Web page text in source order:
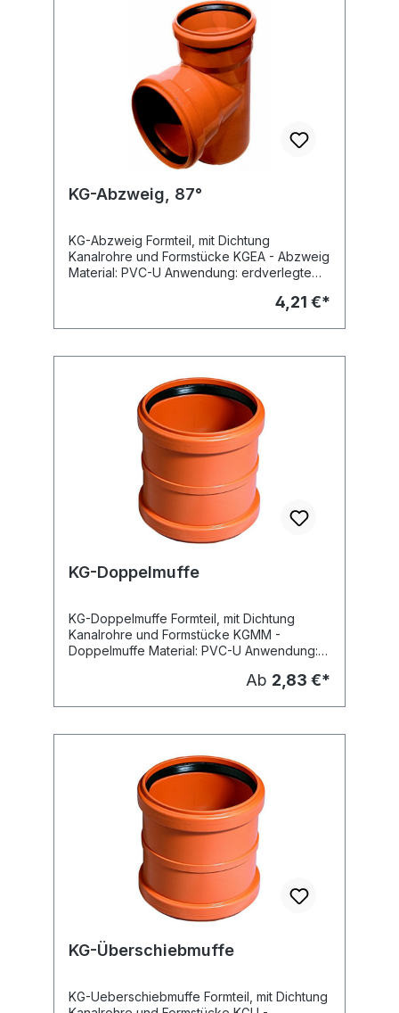
KG-Abzweig, 87°
KG-Abzweig Formteil, mit Dichtung
Kanalrohre und Formstücke KGEA - Abzweig
Material: PVC-U Anwendung: erdverlegte
orangebraun (RAL 8023) Hersteller:
4,21 €*
KG-Doppelmuffe
KG-Doppelmuffe Formteil, mit Dichtung
Kanalrohre und Formstücke KGMM -
Doppelmuffe Material: PVC-U Anwendung:
orangebraun (RAL 8023) Hersteller:
Ab 2,83 €*
KG-Überschiebmuffe
KG-Ueberschiebmuffe Formteil, mit Dichtung